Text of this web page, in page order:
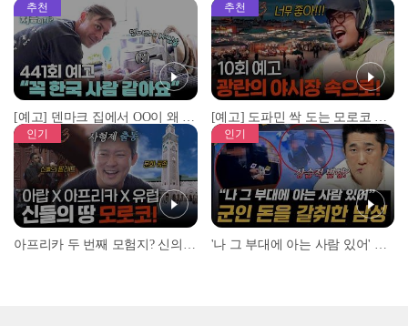
추천
[예고] 덴마크 집에서 OO이 왜 나와...? 이상할 정도로 한국을 사랑하는 우리 형을 제보합니다!
추천
[예고] 도파민 싹 도는 모로코 야시장 투어!
인기 인기